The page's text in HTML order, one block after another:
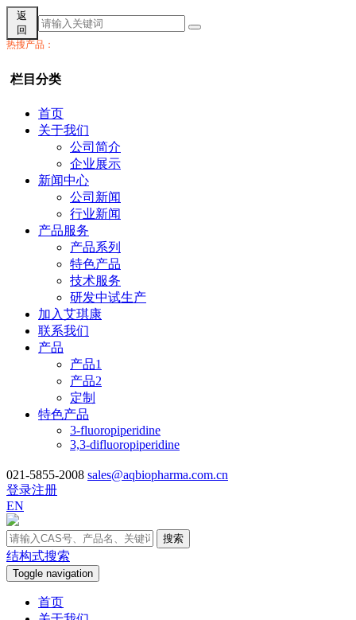
返
回
热搜产品：
栏目分类
首页
关于我们
公司简介
企业展示
新闻中心
公司新闻
行业新闻
产品服务
产品系列
特色产品
技术服务
研发中试生产
加入艾琪康
联系我们
产品
产品1
产品2
定制
特色产品
3-fluoropiperidine
3,3-difluoropiperidine
021-5855-2008 sales@aqbiopharma.com.cn
登录注册
EN
搜索
结构式搜索
Toggle navigation
首页